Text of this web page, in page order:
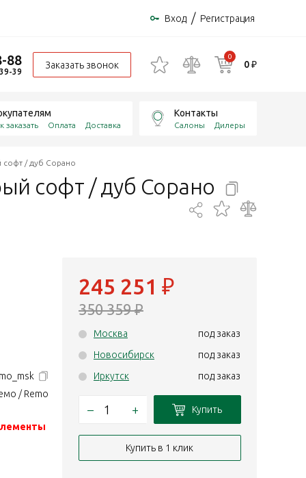
Вход / Регистрация
88
39
Заказать звонок
0
0 ₽
заказать Оплата Доставка
Контакты
Салоны Дилеры
софт / дуб Сорано
софт / дуб Сорано
/ Remo
245 251 ₽
350 359₽
Москва
под заказ
Новосибирск
под заказ
Иркутск
под заказ
– + Купить
Купить в 1 клик